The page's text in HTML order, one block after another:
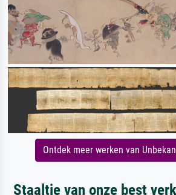
Ontdek meer werken van
Staaltje van onze best